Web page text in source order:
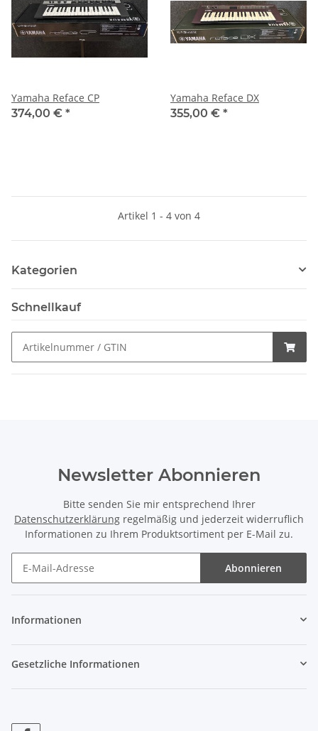
Yamaha Reface CP
374,00 € *
Yamaha Reface DX
355,00 € *
Artikel 1 - 4 von 4
Kategorien
Schnellkauf
Newsletter Abonnieren
Bitte senden Sie mir entsprechend Ihrer
Datenschutzerklärung regelmäßig und jederzeit widerruflich
Informationen zu Ihrem Produktsortiment per E-Mail zu.
Abonnieren
Informationen
Gesetzliche Informationen